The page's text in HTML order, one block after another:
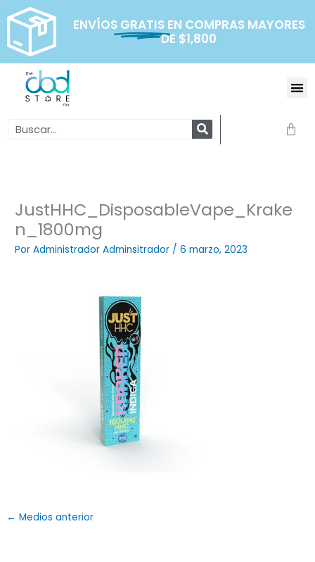
contenido
ENVÍOS GRATIS EN COMPRAS MAYORES
DE $1,800
Search
JustHHC_DisposableVape_Krake
n_1800mg
PorAdministrador Adminsitrador /6 marzo, 2023
← Medios anterior